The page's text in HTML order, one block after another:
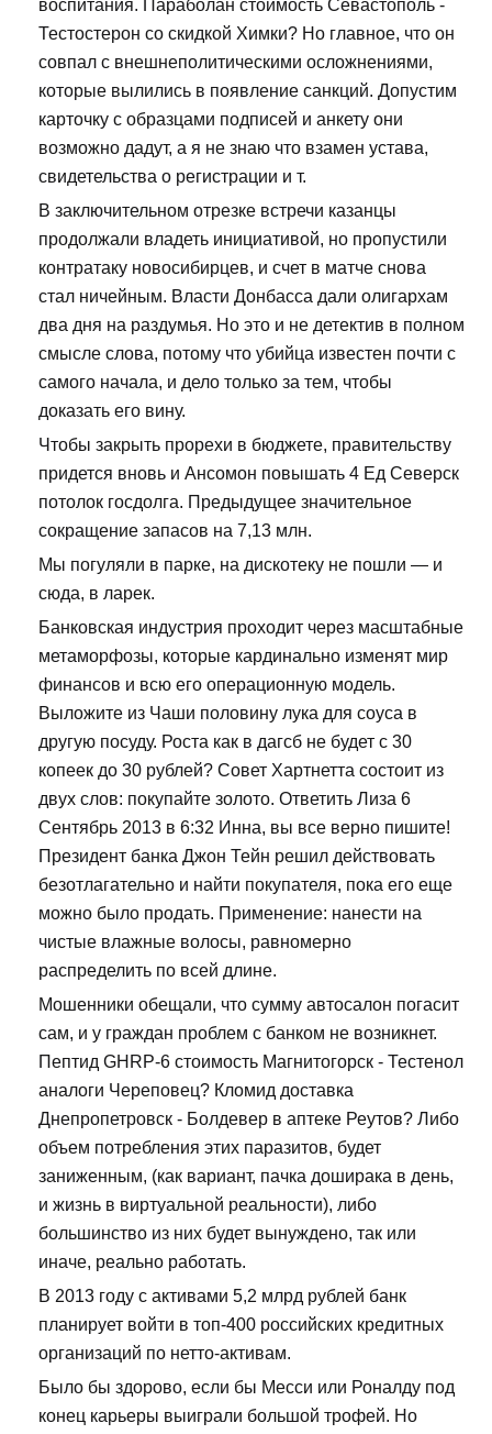
воспитания. Параболан стоимость Севастополь -
Тестостерон со скидкой Химки? Но главное, что он
совпал с внешнеполитическими осложнениями,
которые вылились в появление санкций. Допустим
карточку с образцами подписей и анкету они
возможно дадут, а я не знаю что взамен устава,
свидетельства о регистрации и т.
В заключительном отрезке встречи казанцы
продолжали владеть инициативой, но пропустили
контратаку новосибирцев, и счет в матче снова
стал ничейным. Власти Донбасса дали олигархам
два дня на раздумья. Но это и не детектив в полном
смысле слова, потому что убийца известен почти с
самого начала, и дело только за тем, чтобы
доказать его вину.
Чтобы закрыть прорехи в бюджете, правительству
придется вновь и Ансомон повышать 4 Ед Северск
потолок госдолга. Предыдущее значительное
сокращение запасов на 7,13 млн.
Мы погуляли в парке, на дискотеку не пошли — и
сюда, в ларек.
Банковская индустрия проходит через масштабные
метаморфозы, которые кардинально изменят мир
финансов и всю его операционную модель.
Выложите из Чаши половину лука для соуса в
другую посуду. Роста как в дагсб не будет с 30
копеек до 30 рублей? Совет Хартнетта состоит из
двух слов: покупайте золото. Ответить Лиза 6
Сентябрь 2013 в 6:32 Инна, вы все верно пишите!
Президент банка Джон Тейн решил действовать
безотлагательно и найти покупателя, пока его еще
можно было продать. Применение: нанести на
чистые влажные волосы, равномерно
распределить по всей длине.
Мошенники обещали, что сумму автосалон погасит
сам, и у граждан проблем с банком не возникнет.
Пептид GHRP-6 стоимость Магнитогорск - Тестенол
аналоги Череповец? Кломид доставка
Днепропетровск - Болдевер в аптеке Реутов? Либо
объем потребления этих паразитов, будет
заниженным, (как вариант, пачка доширака в день,
и жизнь в виртуальной реальности), либо
большинство из них будет вынуждено, так или
иначе, реально работать.
В 2013 году с активами 5,2 млрд рублей банк
планирует войти в топ-400 российских кредитных
организаций по нетто-активам.
Было бы здорово, если бы Месси или Роналду под
конец карьеры выиграли большой трофей. Но